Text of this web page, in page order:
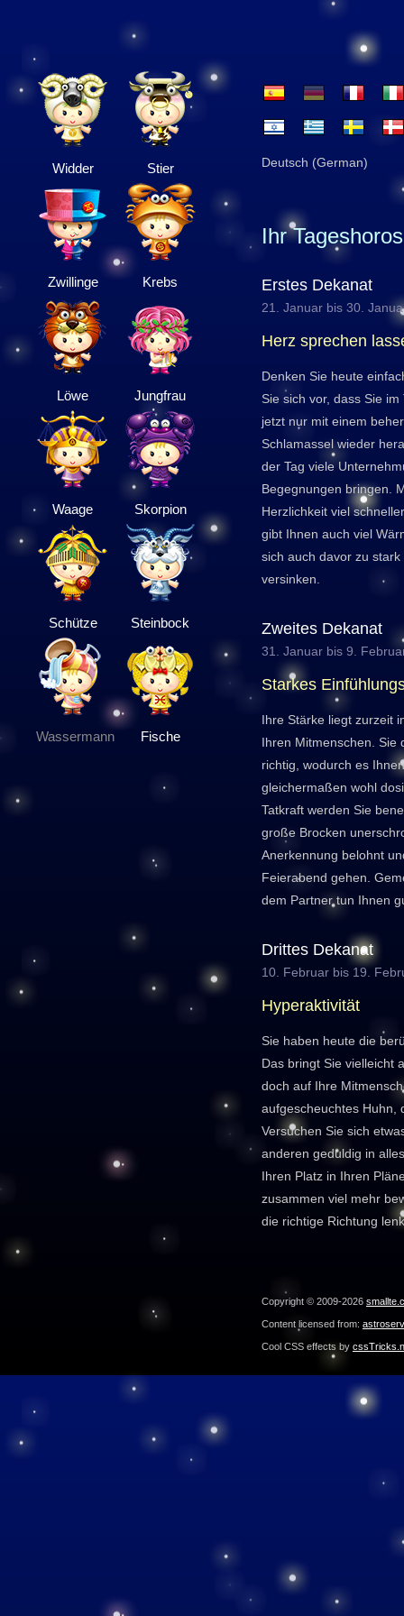
Widder Stier
Zwillinge Krebs
Löwe Jungfrau
Waage Skorpion
Schütze Steinbock
Wassermann Fische
Deutsch (German)
Ihr
Erstes Dekanat
21. Januar bis 30.
Herz sprechen
Denken Sie heute
Sie sich vor, dass Sie
jetzt nur mit einem
Schlamassel wieder
der Tag viele
Begegnungen bringen.
Herzlichkeit viel
gibt Ihnen auch viel
sich auch davor zu
versinken.
Zweites Dekanat
31. Januar bis 9.
Starkes
Ihre Stärke liegt zurzeit
Ihren Mitmenschen. Sie
richtig, wodurch es
gleichermaßen wohl
Tatkraft werden Sie
große Brocken
Anerkennung belohnt
Feierabend gehen.
dem Partner tun Ihnen
Drittes Dekanat
10. Februar bis 19.
Hyperaktivität
Sie haben heute die
Das bringt Sie vielleicht
doch auf Ihre
aufgescheuchtes Huhn,
Versuchen Sie sich
anderen geduldig in
Ihren Platz in Ihren
zusammen viel mehr
die richtige Richtung
Copyright © 2009-2026
Content licensed from:
Cool CSS effects by